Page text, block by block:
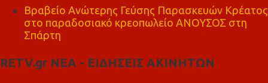
Βραβείο Ανώτερης Γεύσης Παρασκευών Κρέατος
στο παραδοσιακό κρεοπωλείο ΑΝΟΥΣΟΣ στη
Σπάρτη
RETV.gr ΝΕΑ - ΕΙΔΗΣΕΙΣ ΑΚΙΝΗΤΩΝ